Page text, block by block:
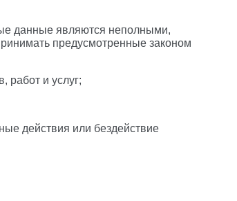
данные являются неполными,
предусмотренные законом
работ и услуг;
действия или бездействие